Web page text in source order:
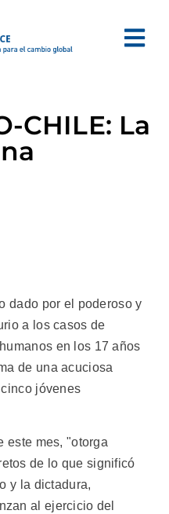
CHILE: La
dado por el poderoso y
a los casos de
en los 17 años
de una acuciosa
jóvenes
este mes, "otorga
de lo que significó
y la dictadura,
al ejercicio del